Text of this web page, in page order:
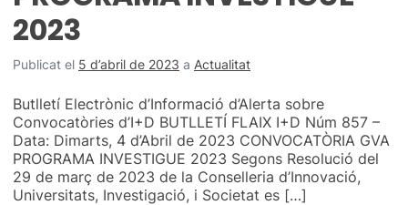
2023
Publicat el 5 d’abril de 2023 a Actualitat
Butlletí Electrònic d’Informació d’Alerta sobre
Convocatòries d’I+D BUTLLETÍ FLAIX I+D Núm 857 –
Data: Dimarts, 4 d’Abril de 2023 CONVOCATÒRIA GVA
PROGRAMA INVESTIGUE 2023 Segons Resolució del
29 de març de 2023 de la Conselleria d’Innovació,
Universitats, Investigació, i Societat es […]